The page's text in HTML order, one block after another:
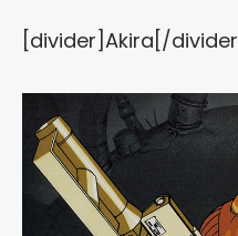
[divider]Akira[/divider]